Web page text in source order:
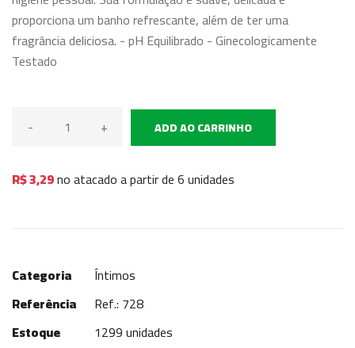
proporciona um banho refrescante, além de ter uma
fragrância deliciosa. - pH Equilibrado - Ginecologicamente
Testado
- + ADD AO CARRINHO
R$ 3,29no atacado a partir de 6 unidades
Categoria
Íntimos
Referência
Ref.: 728
Estoque
1299 unidades